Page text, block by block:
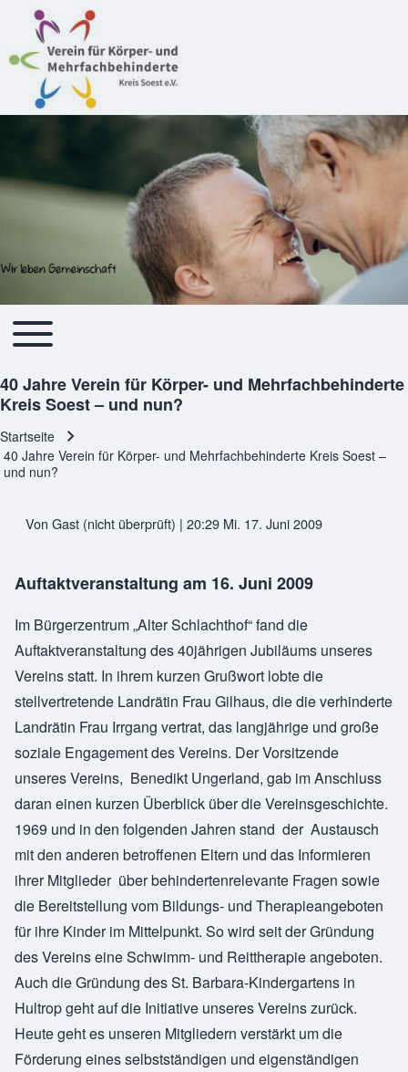
Hauptnavigation
Toggle main menu
40 Jahre Verein für Körper- und Mehrfachbehinderte
Kreis Soest – und nun?
Pfadnavigation
Startseite
40 Jahre Verein für Körper- und Mehrfachbehinderte Kreis Soest –
und nun?
Von Gast (nicht überprüft) | 20:29 Mi. 17. Juni 2009
Auftaktveranstaltung am 16. Juni 2009
Im Bürgerzentrum „Alter Schlachthof“ fand die
Auftaktveranstaltung des 40jährigen Jubiläums unseres
Vereins statt. In ihrem kurzen Grußwort lobte die
stellvertretende Landrätin Frau Gilhaus, die die verhinderte
Landrätin Frau Irrgang vertrat, das langjährige und große
soziale Engagement des Vereins. Der Vorsitzende
unseres Vereins, Benedikt Ungerland, gab im Anschluss
daran einen kurzen Überblick über die Vereinsgeschichte.
1969 und in den folgenden Jahren stand der Austausch
mit den anderen betroffenen Eltern und das Informieren
ihrer Mitglieder über behindertenrelevante Fragen sowie
die Bereitstellung vom Bildungs- und Therapieangeboten
für ihre Kinder im Mittelpunkt. So wird seit der Gründung
des Vereins eine Schwimm- und Reittherapie angeboten.
Auch die Gründung des St. Barbara-Kindergartens in
Hultrop geht auf die Initiative unseres Vereins zurück.
Heute geht es unseren Mitgliedern verstärkt um die
Förderung eines selbstständigen und eigenständigen